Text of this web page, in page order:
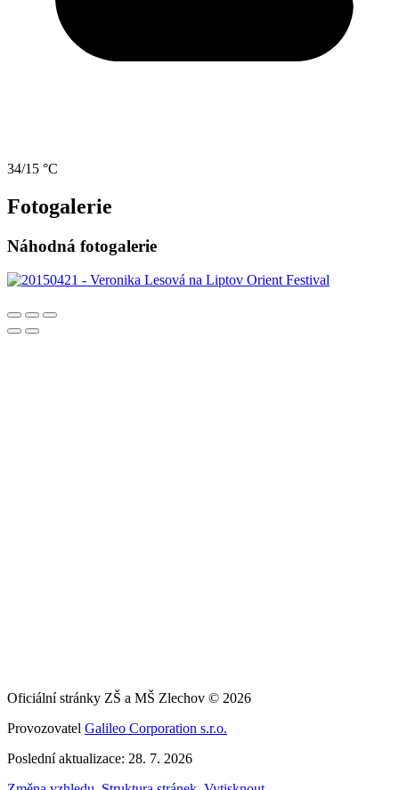
34/15 °C
Fotogalerie
Náhodná fotogalerie
Oficiální stránky ZŠ a MŠ Zlechov © 2026
Provozovatel Galileo Corporation s.r.o.
Poslední aktualizace: 28. 7. 2026